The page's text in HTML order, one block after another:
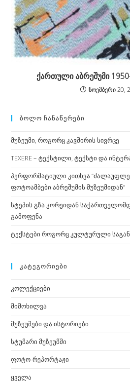
ქართული აბრეშუმი
ნოემბერი 20,
ᲑᲝᲚᲝ ᲩᲐᲜᲐᲬᲔᲠᲔᲑᲘ
მუზეუმი, როგორც კავშირის სივრცე
TEXERE – ტექსტილი, ტექსტი და
პერფორმატიული კითხვა
ფოტოამბები აბრეშუმის მუზეუმიდან”
სტეპის გზა კორეიდან
გამოფენა
ტექსტები როგორც კულტურული
ᲙᲐᲢᲔᲒᲝᲠᲘᲔᲑᲘ
კოლექციები
მიმოხილვა
მუზეუმები და ისტორიები
სტუმარი მუზეუმში
ფოტო-რეპორტაჟი
ყველა